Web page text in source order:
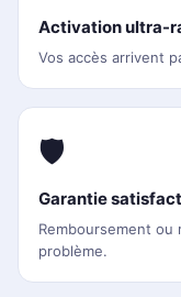
Activation ultra-
Vos accès arrivent
🛡️
Garantie
Remboursement ou
problème.